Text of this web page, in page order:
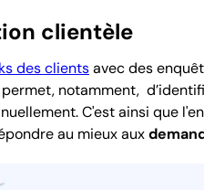
clientèle
des clientsavec des
notamment,
C'est ainsi que
au mieux aux